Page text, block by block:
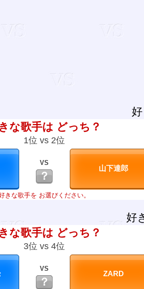
な歌手は どっち？
1位 vs 2位
VS
？
きな歌手を お選びください。
好
な歌手は どっち？
3位 vs 4位
VS
？